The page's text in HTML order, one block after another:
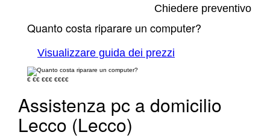
Chiedere preventivo
Quanto costa riparare un computer?
Visualizzare guida dei prezzi
€ €€ €€€ €€€€
Assistenza pc a domicilio
Lecco (Lecco)